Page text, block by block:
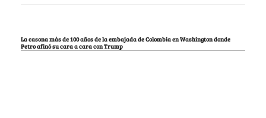
La casona más de 100 años de la embajada de Colombia en Washington donde
Petro afinó su cara a cara con Trump